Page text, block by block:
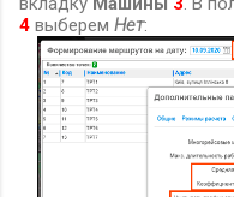
4 выберем Нет: